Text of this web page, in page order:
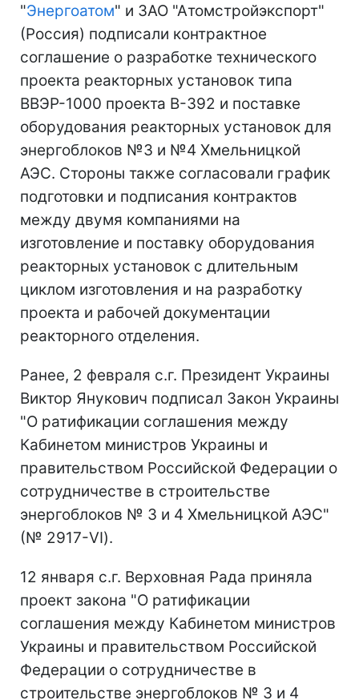
"Энергоатом" и ЗАО "Атомстройэкспорт"
(Россия) подписали контрактное
соглашение о разработке технического
проекта реакторных установок типа
ВВЭР-1000 проекта В-392 и поставке
оборудования реакторных установок для
энергоблоков №3 и №4 Хмельницкой
АЭС. Стороны также согласовали график
подготовки и подписания контрактов
между двумя компаниями на
изготовление и поставку оборудования
реакторных установок с длительным
циклом изготовления и на разработку
проекта и рабочей документации
реакторного отделения.
Ранее, 2 февраля с.г. Президент Украины
Виктор Янукович подписал Закон Украины
"О ратификации соглашения между
Кабинетом министров Украины и
правительством Российской Федерации о
сотрудничестве в строительстве
энергоблоков № 3 и 4 Хмельницкой АЭС"
(№ 2917-VI).
12 января с.г. Верховная Рада приняла
проект закона "О ратификации
соглашения между Кабинетом министров
Украины и правительством Российской
Федерации о сотрудничестве в
строительстве энергоблоков № 3 и 4